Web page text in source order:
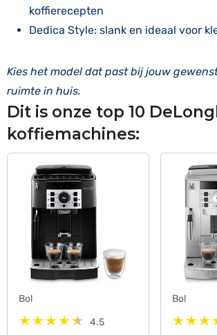
koffierecepten
Dedica Style: slank en ideaal voor
Kies het model dat past bij jouw
ruimte in huis.
Dit is onze top 10
koffiemachines:
Bol
4.5
Bol